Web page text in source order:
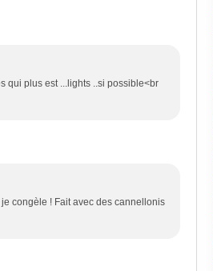
qui plus est ...lights ..si possible<br
congèle ! Fait avec des cannellonis